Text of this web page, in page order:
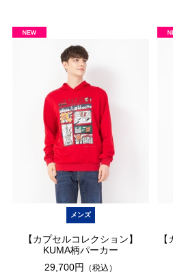
メンズ
【カプセルコレクション】
KUMA柄パーカー
29,700円
（税込）